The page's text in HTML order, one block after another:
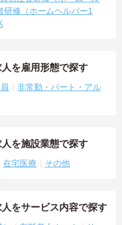
研修（ホームヘルパー1
を雇用形態で探す
非常勤・パート・アル
を施設業態で探す
在宅医療 その他
をサービス内容で探す